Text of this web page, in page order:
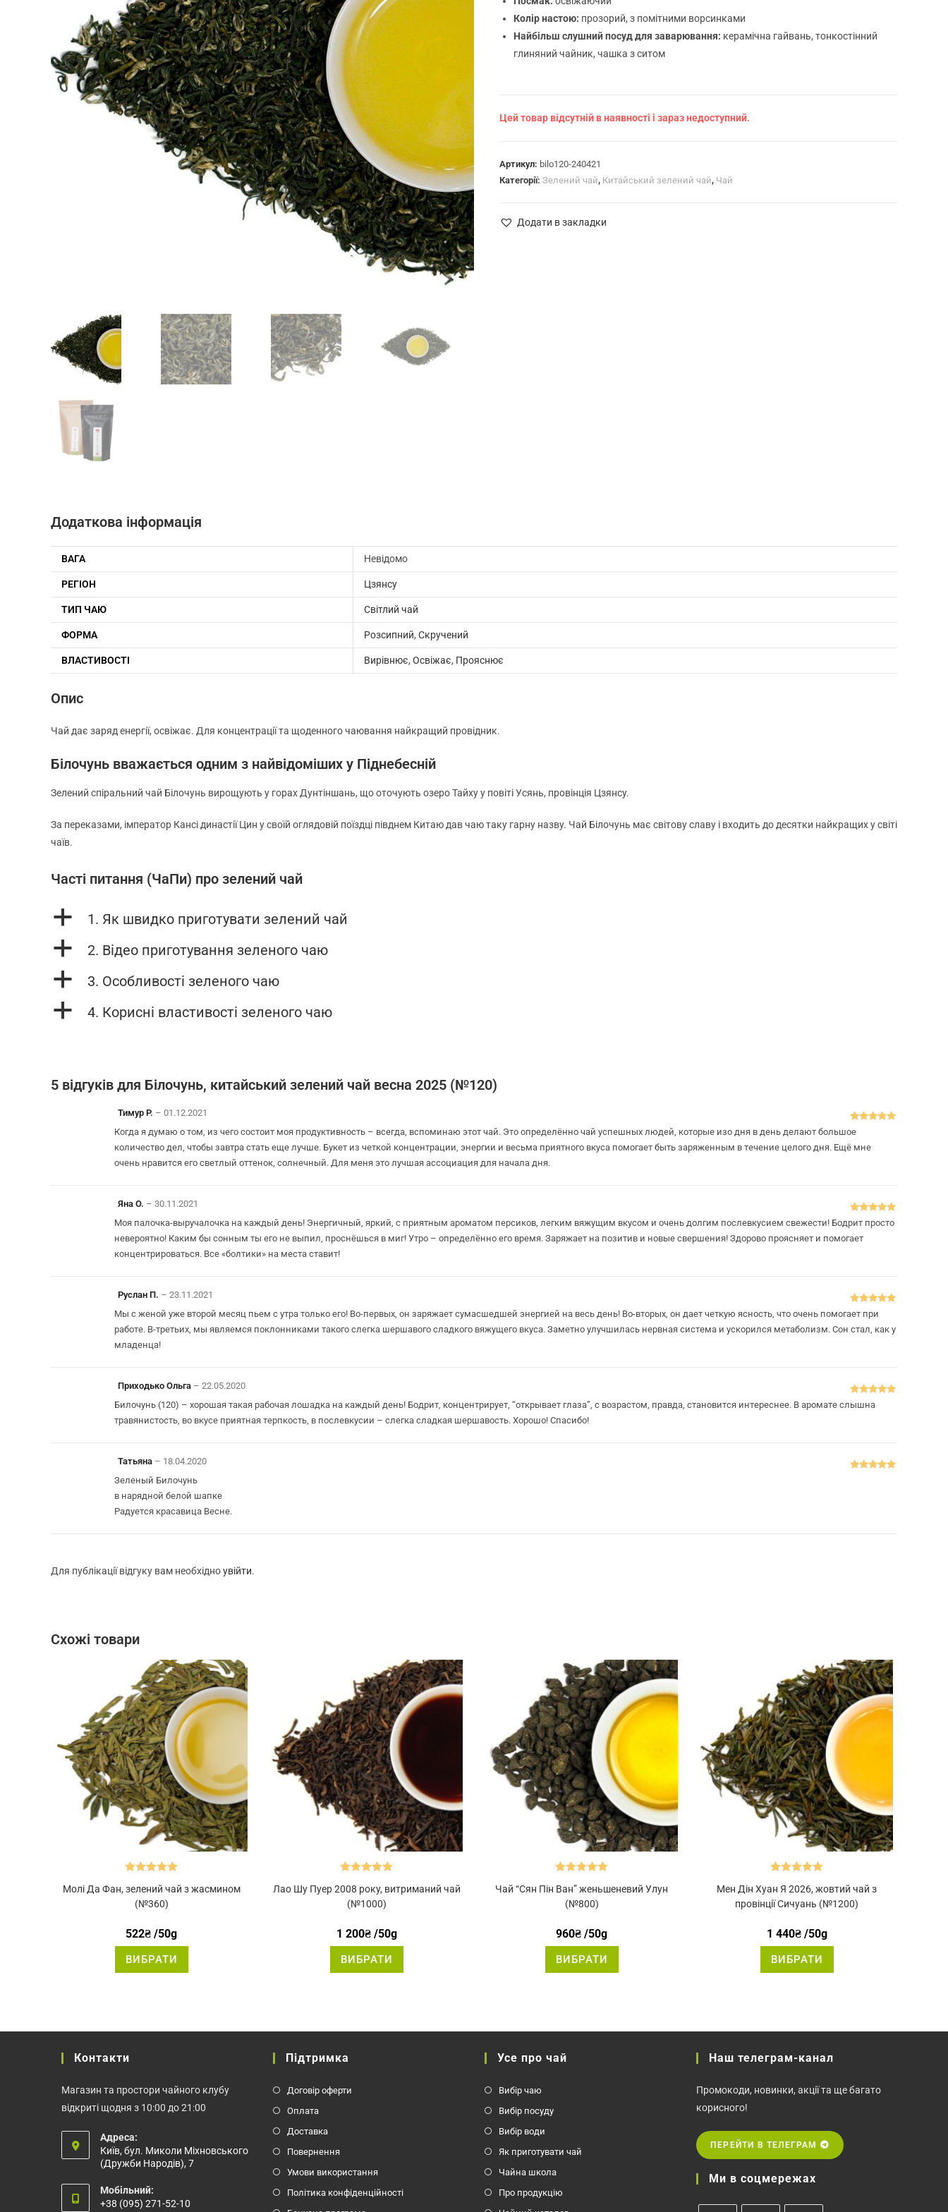
Колір настою: прозорий, з помітними ворсинками
Найбільш слушний посуд для заварювання: керамічна гайвань, тонкостінний
глиняний чайник, чашка з ситом
Цей товар відсутній в наявності і зараз недоступний.
Артикул: bilo120-240421
Категорії: Зелений чай, Китайський зелений чай, Чай
Додати в закладки
Додаткова інформація
ВАГА Невідомо
РЕГІОН Цзянсу
ТИП ЧАЮ Світлий чай
ФОРМА Розсипний, Скручений
ВЛАСТИВОСТІ Вирівнює, Освіжає, Прояснює
Опис
Чай дає заряд енергії, освіжає. Для концентрації та щоденного чаювання найкращий провідник.
Білочунь вважається одним з найвідоміших у Піднебесній
Зелений спіральний чай Білочунь вирощують у горах Дунтіншань, що оточують озеро Тайху у повіті Усянь, провінція Цзянсу.
За переказами, імператор Кансі династії Цин у своїй оглядовій поїздці півднем Китаю дав чаю таку гарну назву. Чай Білочунь має світову славу і входить до десятки найкращих у світі
чаїв.
Часті питання (ЧаПи) про зелений чай
a 1. Як швидко приготувати зелений чай
a 2. Відео приготування зеленого чаю
a 3. Особливості зеленого чаю
a 4. Корисні властивості зеленого чаю
5 відгуків для Білочунь, китайський зелений чай весна 2025 (№120)
Оцінено в
з 5
Тимур Р. – 01.12.2021
Когда я думаю о том, из чего состоит моя продуктивность – всегда, вспоминаю этот чай. Это определённо чай успешных людей, которые изо дня в день делают большое
количество дел, чтобы завтра стать еще лучше. Букет из четкой концентрации, энергии и весьма приятного вкуса помогает быть заряженным в течение целого дня. Ещё мне
очень нравится его светлый оттенок, солнечный. Для меня это лучшая ассоциация для начала дня.
Оцінено в5
Яна О. – 30.11.2021
Моя палочка-выручалочка на каждый день! Энергичный, яркий, с приятным ароматом персиков, легким вяжущим вкусом и очень долгим послевкусием свежести! Бодрит просто
невероятно! Каким бы сонным ты его не выпил, проснёшься в миг! Утро – определённо его время. Заряжает на позитив и новые свершения! Здорово проясняет и помогает
концентрироваться. Все «болтики» на места ставит!
Оцінено в
Руслан П. – 23.11.2021
Мы с женой уже второй месяц пьем с утра только его! Во-первых, он заряжает сумасшедшей энергией на весь день! Во-вторых, он дает четкую ясность, что очень помогает при
работе. В-третьих, мы являемся поклонниками такого слегка шершавого сладкого вяжущего вкуса. Заметно улучшилась нервная система и ускорился метаболизм. Сон стал, как у
младенца!
Оцінено в
Приходько Ольга – 22.05.2020
Билочунь (120) – хорошая такая рабочая лошадка на каждый день! Бодрит, концентрирует, “открывает глаза”, с возрастом, правда, становится интереснее. В аромате слышна
травянистость, во вкусе приятная терпкость, в послевкусии – слегка сладкая шершавость. Хорошо! Спасибо!
Татьяна – 18.04.2020
Зеленый Билочунь
в нарядной белой шапке
Радуется красавица Весне.
Для публікації відгуку вам необхідноувійти.
Схожі товари
Молi Да Фан, зелений чай з жасмином
(№360)
522₴ /50g
ВИБРАТИ
на
5.00
з 5
Лао Шу Пуер 2008 року, витриманий чай
(№1000)
1 200₴/50g
ВИБРАТИ
на
Чай “Сян Пін Ван” женьшеневий Улун
(№800)
960₴ /50g
ВИБРАТИ
на
з 5
Мен Дін Хуан Я 2026, жовтий чай з
провінції Сичуань (№1200)
1 440₴/50g
ВИБРАТИ
на
Контакти
Магазин та простори чайного клубу
відкриті щодня з 10:00 до 21:00
Адреса:
Київ, бул. Миколи Міхновського
(Дружби Народів), 7
Мобільний:
+38 (095) 271-52-10
Підтримка
Договір оферти
Оплата
Доставка
Повернення
Умови використання
Політика конфіденційності
Усе про чай
Вибір чаю
Вибір посуду
Вибір води
Як приготувати чай
Чайна школа
Про продукцію
Наш телеграм-канал
Промокоди, новинки, акції та ще багато
корисного!
ПЕРЕЙТИ В ТЕЛЕГРАМ
Ми в соцмережах